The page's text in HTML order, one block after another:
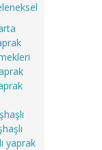
yaprak